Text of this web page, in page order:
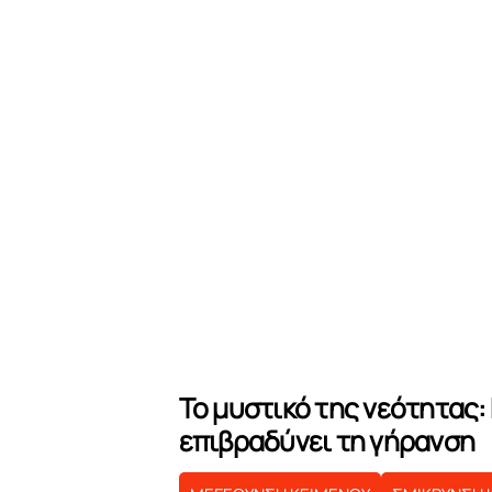
Το μυστικό της
επιβραδύνει τη γήρανση